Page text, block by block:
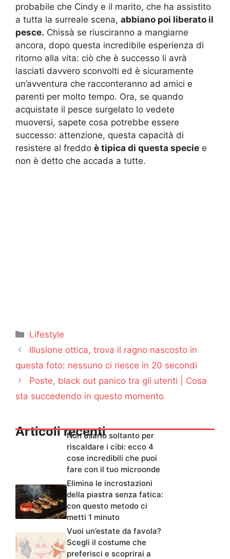
probabile che Cindy e il marito, che ha assistito
a tutta la surreale scena, abbiano poi liberato il
pesce. Chissà se riusciranno a mangiarne
ancora, dopo questa incredibile esperienza di
ritorno alla vita: ciò che è successo li avrà
lasciati davvero sconvolti ed è sicuramente
un’avventura che racconteranno ad amici e
parenti per molto tempo. Ora, se quando
acquistate il pesce surgelato lo vedete
muoversi, sapete cosa potrebbe essere
successo: attenzione, questa capacità di
resistere al freddo è tipica di questa specie e
non è detto che accada a tutte.
Categorie
Lifestyle
Illusione ottica, trova il ragno nascosto in
questa foto: nessuno ci riesce in 20 secondi
Poste, black out panico tra gli utenti | Cosa
sta succedendo in questo momento
Articoli recentiNon usarlo soltanto per
riscaldare i cibi: ecco 4
cose incredibili che puoi
fare con il tuo microonde
Elimina le incrostazioni
della piastra senza fatica:
con questo metodo ci
metti 1 minuto
Vuoi un’estate da favola?
Scegli il costume che
preferisci e scoprirai a